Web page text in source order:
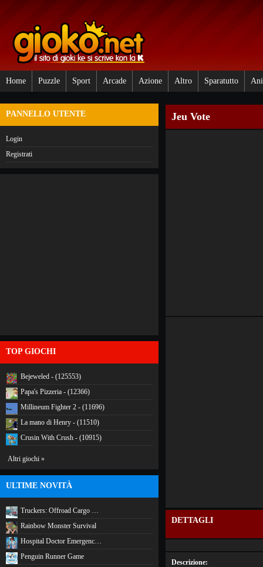
Home Puzzle Sport Arcade Azione Altro Sparatutto
PANNELLO UTENTE
Login
Registrati
TOP GIOCHI
Bejeweled - (125553)
Papa's Pizzeria - (12366)
Millineum Fighter 2 - (11696)
La mano di Henry - (11510)
Crusin With Crush - (10915)
Altri giochi »
ULTIME NOVITÀ
Truckers: Offroad Cargo …
Rainbow Monster Survival
Hospital Doctor Emergenc…
Penguin Runner Game
Jeu Vote
DETTAGLI
Descrizione: